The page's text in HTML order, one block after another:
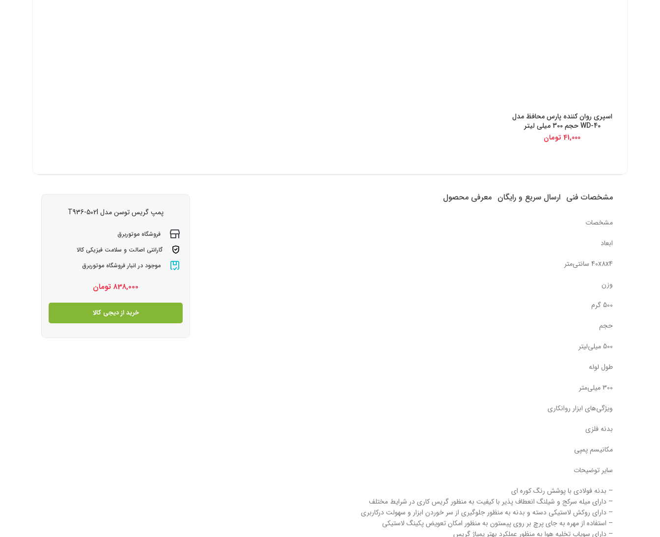
خرید از دیجی کالا
اسپری روان کننده پارس محافظ مدل
WD-40 حجم 300 میلی لیتر
41,000 تومان
مشخصات فنی ارسال سریع و رایگان معرفی محصول
مشخصات
ابعاد
40x8x4 سانتی‌متر
وزن
500 گرم
حجم
500 میلی‌لیتر
طول لوله
300 میلی‌متر
ویژگی‌های ابزار روانکاری
بدنه فلزی
مکانیسم پمپی
سایر توضیحات
– بدنه فولادی با پوشش رنگ کوره ای
– دارای میله سرکج و شیلنگ انعطاف پذیر با کیفیت به منظور گریس کاری در شرایط مختلف
– دارای روکش لاستیکی دسته و بدنه به منظور جلوگیری از سر خوردن ابزار و سهولت درکاربری
– استفاده از مهره به جای پرچ بر روی پیستون به منظور امکان تعویض پکینگ لاستیکی
– دارای سوپاپ تخلیه هوا به منظور عملکرد بهتر پمپاژ گریس
پمپ گریس توسن مدل T936-502I
فروشگاه موتوربرق
گارانتی اصالت و سلامت فیزیکی کالا
موجود در انبار فروشگاه موتوربرق
838,000 تومان
خرید از دیجی کالا